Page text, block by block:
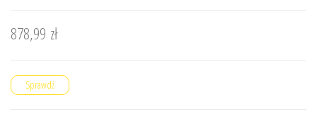
878,99 zł
Sprawdź